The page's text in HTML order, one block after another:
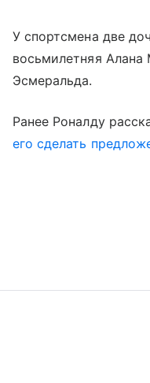
У спортсмена две
восьмилетняя Алана
Эсмеральда.
Ранее Роналду
его сделать